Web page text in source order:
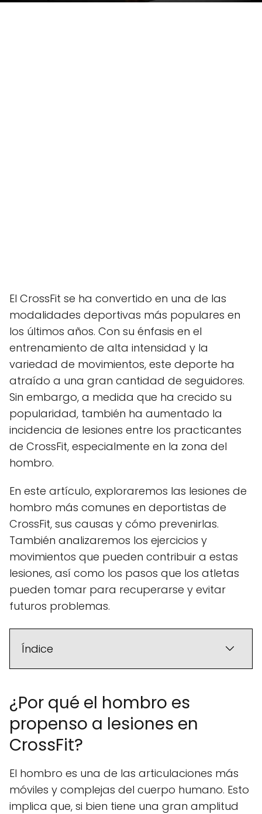
El CrossFit se ha convertido en una de las
modalidades deportivas más populares en
los últimos años. Con su énfasis en el
entrenamiento de alta intensidad y la
variedad de movimientos, este deporte ha
atraído a una gran cantidad de seguidores.
Sin embargo, a medida que ha crecido su
popularidad, también ha aumentado la
incidencia de lesiones entre los practicantes
de CrossFit, especialmente en la zona del
hombro.
En este artículo, exploraremos las lesiones de
hombro más comunes en deportistas de
CrossFit, sus causas y cómo prevenirlas.
También analizaremos los ejercicios y
movimientos que pueden contribuir a estas
lesiones, así como los pasos que los atletas
pueden tomar para recuperarse y evitar
futuros problemas.
Índice
¿Por qué el hombro es
propenso a lesiones en
CrossFit?
El hombro es una de las articulaciones más
móviles y complejas del cuerpo humano. Esto
implica que, si bien tiene una gran amplitud